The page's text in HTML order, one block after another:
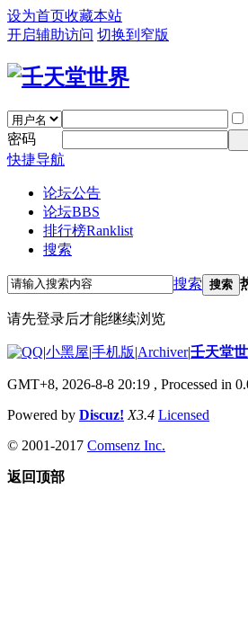
设为首页收藏本站
开启辅助访问 切换到窄版
密码
快捷导航
论坛公告
论坛BBS
排行榜Ranklist
搜索
搜索 搜索
请先登录后才能继续浏览
|小黑屋|手机版|Archiver|壬天堂
GMT+8, 2026-8-8 20:19 , Processed in
Powered by Discuz! X3.4 Licensed
© 2001-2017 Comsenz Inc.
返回顶部